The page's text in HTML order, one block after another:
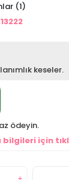
(1)
keseler.
ödeyin.
için